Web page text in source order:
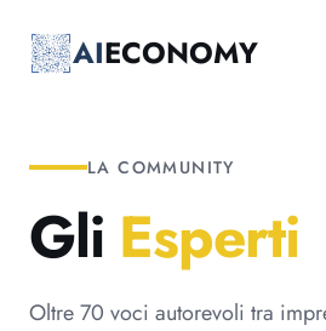
AIECONOMY
LA COMMUNITY
Gli Esperti
Oltre 70 voci autorevoli tra